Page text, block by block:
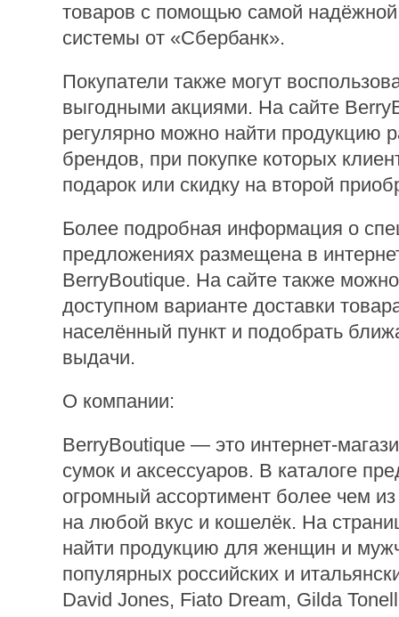
товаров с помощью самой
системы от «Сбербанк».
Покупатели также могут
выгодными акциями. На сайте
регулярно можно найти продукцию
брендов, при покупке которых
подарок или скидку на второй
Более подробная информация о
предложениях размещена в
BerryBoutique. На сайте также
доступном варианте доставки
населённый пункт и подобрать
выдачи.
О компании:
BerryBoutique — это интернет-
сумок и аксессуаров. В каталоге
огромный ассортимент более чем
на любой вкус и кошелёк. На
найти продукцию для женщин и
популярных российских и
David Jones, Fiato Dream, Gilda